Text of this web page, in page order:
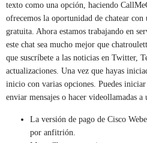
texto como una opción, haciendo
ofrecemos la oportunidad de chatear con
gratuita. Ahora estamos trabajando en
este chat sea mucho mejor que
que suscríbete a las noticias en Twitter,
actualizaciones. Una vez que hayas
inicio con varias opciones. Puedes
enviar mensajes o hacer videollamadas
La versión de pago de Cisco
por anfitrión.